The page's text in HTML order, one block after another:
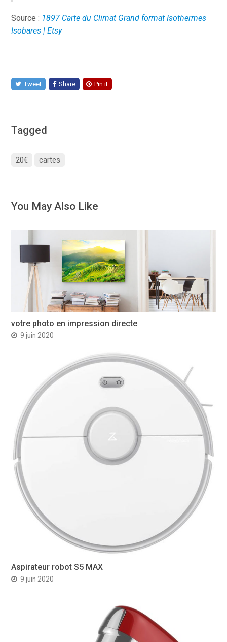
Source : 1897 Carte du Climat Grand format Isothermes
Isobares | Etsy
Tweet Share Pin it
Tagged
20€ cartes
You May Also Like
votre photo en impression directe
9 juin 2020
Aspirateur robot S5 MAX
9 juin 2020